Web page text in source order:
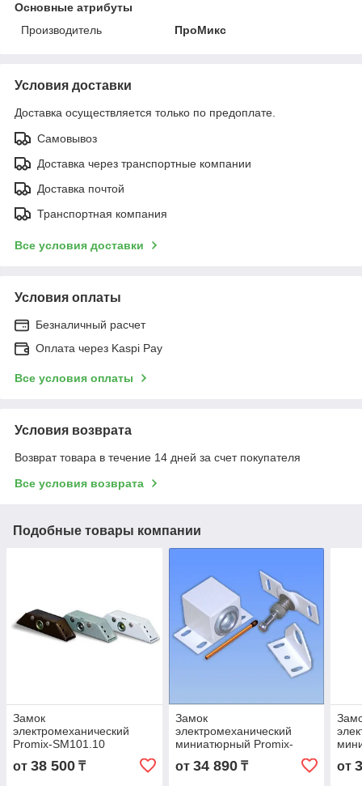
Основные атрибуты
Производитель
ПроМикс
Условия доставки
Доставка осуществляется только по предоплате.
Самовывоз
Доставка через транспортные компании
Доставка почтой
Транспортная компания
Все условия доставки
Условия оплаты
Безналичный расчет
Оплата через Kaspi Pay
Все условия оплаты
Условия возврата
Возврат товара в течение 14 дней за счет покупателя
Все условия возврата
Подобные товары компании
Замок
электромеханический
Promix-SM101.10
нормально закрытый, цвет
от 38 500 ₸
Замок
электромеханический
миниатюрный Promix-
SM102.11 (Шериф-2 лайт)
НЗ, 24В нормально
от 34 890₸
НЗ,
от